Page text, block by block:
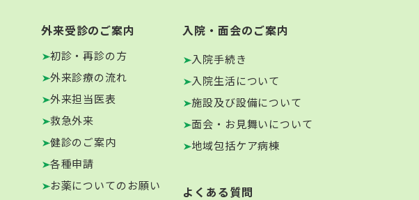
外来受診のご案内
初診・再診の方
外来診療の流れ
外来担当医表
救急外来
健診のご案内
各種申請
お薬についてのお願い
入院・面会のご案内
入院手続き
入院生活について
施設及び設備について
面会・お見舞いについて
地域包括ケア病棟
よくある質問